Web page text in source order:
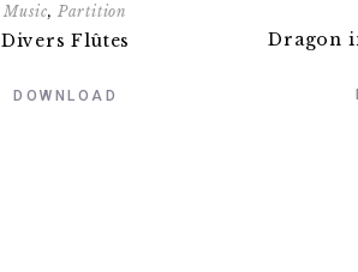
Music, Partition
Divers Flûtes
DOWNLOAD
Dragon